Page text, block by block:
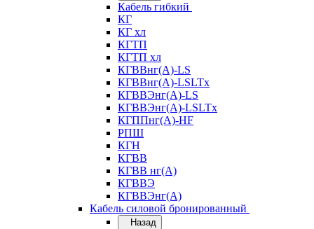
Кабель гибкий
КГ
КГ хл
КГТП
КГТП хл
КГВВнг(А)-LS
КГВВнг(А)-LSLTx
КГВВЭнг(А)-LS
КГВВЭнг(А)-LSLTx
КГППнг(А)-HF
РПШ
КГН
КГВВ
КГВВ нг(А)
КГВВЭ
КГВВЭнг(А)
Кабель силовой бронированный
Назад